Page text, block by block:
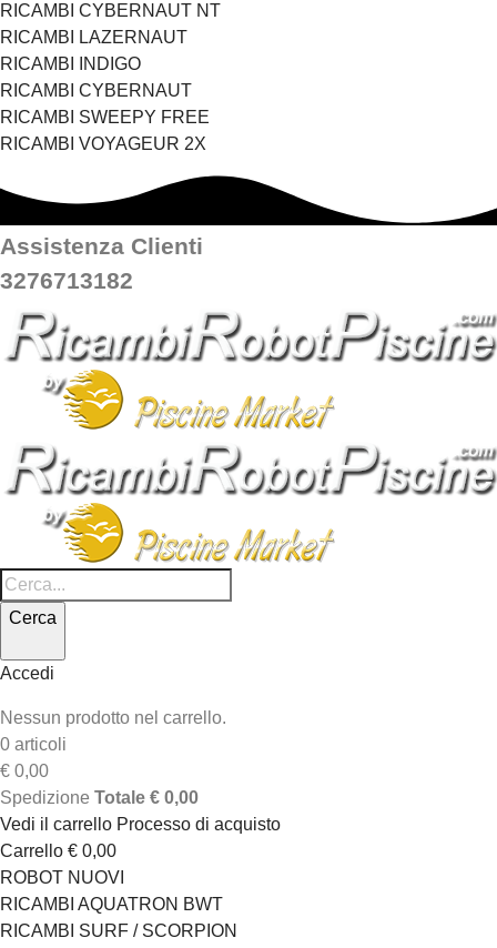
RICAMBI CYBERNAUT NT
RICAMBI LAZERNAUT
RICAMBI INDIGO
RICAMBI CYBERNAUT
RICAMBI SWEEPY FREE
RICAMBI VOYAGEUR 2X
Assistenza Clienti
3276713182
Cerca
Accedi
Nessun prodotto nel carrello.
0 articoli
€ 0,00
Spedizione Totale € 0,00
Vedi il carrello Processo di acquisto
Carrello € 0,00
ROBOT NUOVI
RICAMBI AQUATRON BWT
RICAMBI SURF / SCORPION